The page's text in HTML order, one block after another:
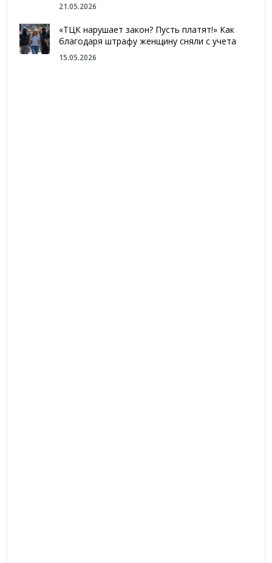
21.05.2026
«ТЦК нарушает закон? Пусть платят!» Как
благодаря штрафу женщину сняли с учета
15.05.2026